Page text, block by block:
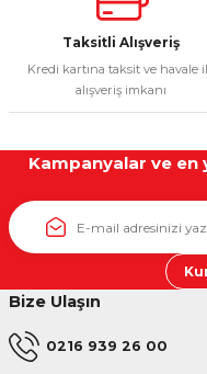
Taksitli Alışveriş
Kredi kartına taksit ve havale
alışveriş imkanı
Kampanyalar ve
Bize Ulaşın
0216 939 26 00